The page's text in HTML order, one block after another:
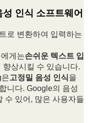
인식 소프트웨어
로 변환하여 입력하는
게는손쉬운 텍스트 입
상시킬 수 있습니다.
고정밀 음성 인식을
니다. Google의 음성
수 있어, 많은 사용자들